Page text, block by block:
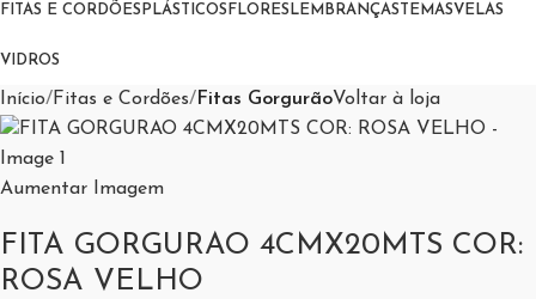
FITAS E CORDÕES PLÁSTICOS FLORES LEMBRANÇASTEMASVELAS
VIDROS
Início Fitas e Cordões Fitas GorgurãoVoltar à loja
Aumentar Imagem
FITA GORGURAO 4CMX20MTS COR:
ROSA VELHO